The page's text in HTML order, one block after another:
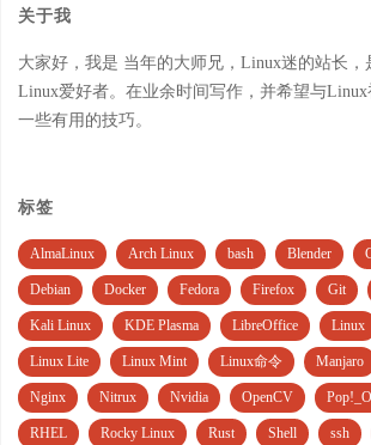
关于我
大家好，我是 当年的大师兄，Linux迷的站长，
Linux爱好者。在业余时间写作，并希望与
一些有用的技巧。
标签
AlmaLinux Arch Linux bash Blender
Debian Docker Fedora Firefox Git
Kali Linux KDE Plasma LibreOffice Linux
Linux Lite Linux Mint Linux命令 Manjaro
Nginx Nitrux Nvidia OpenCV
RHEL Rocky Linux Rust Shell ssh